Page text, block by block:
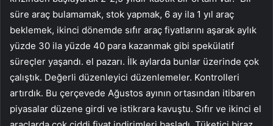
süre araç bulamamak, stok yapmak, 6 ay ila 1 yıl araç
beklemek, ikinci dönemde sıfır araç fiyatlarını aşarak aylık
yüzde 30 ila yüzde 40 para kazanmak gibi spekülatif
süreçler yaşandı. el pazarı. İlk aylarda bunlar üzerinde çok
çalıştık. Değerli düzenleyici düzenlemeler. Kontrolleri
artırdık. Bu çerçevede Ağustos ayının ortasından itibaren
piyasalar düzene girdi ve istikrara kavuştu. Sıfır ve ikinci el